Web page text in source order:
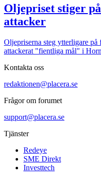
Oljepriset stiger
attacker
Oljepriserna steg ytterligare
attackerat "fientliga mål" i
Kontakta oss
redaktionen@placera.se
Frågor om forumet
support@placera.se
Tjänster
Redeye
SME Direkt
Investtech